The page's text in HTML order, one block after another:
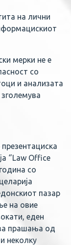
на лични
мерки не е
со
и анализата
‘’Law Office
со
пазар
на овие
еден
прашања од
неколку